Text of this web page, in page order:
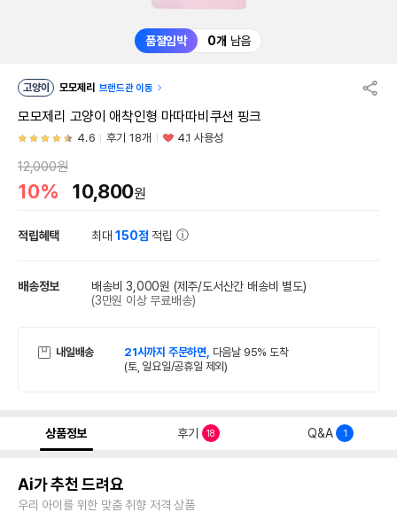
품절임박 0개 남음
고양이 모모제리 브랜드관 이동
모모제리 고양이 애착인형 마따따비쿠션 핑크
4.6 후기 18개 4.1 사용성
12,000원
10% 10,800원
적립혜택 최대150점 적립
배송정보 배송비 3,000원 (제주/도서산간 배송비 별도)
(3만원 이상 무료배송)
내일배송 21시까지 주문하면, 다음날 95% 도착
(토, 일요일/공휴일 제외)
상품정보 후기 18 Q&A 1
Ai가 추천 드려요
우리 아이를 위한 맞춤 취향 저격 상품